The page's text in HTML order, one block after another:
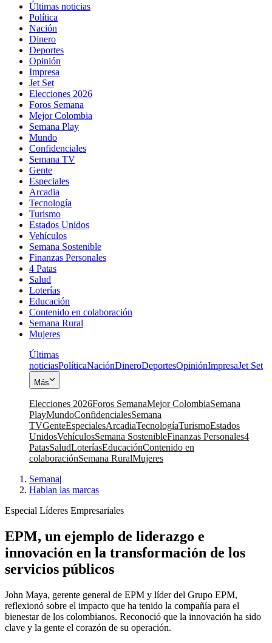
Últimas noticias
Política
Nación
Dinero
Deportes
Opinión
Impresa
Jet Set
Elecciones 2026
Foros Semana
Mejor Colombia
Semana Play
Mundo
Confidenciales
Semana TV
Gente
Especiales
Arcadia
Tecnología
Turismo
Estados Unidos
Vehículos
Semana Sostenible
Finanzas Personales
4 Patas
Salud
Loterías
Educación
Contenido en colaboración
Semana Rural
Mujeres
Últimas
noticiasPolíticaNaciónDineroDeportesOpiniónImpresaJet Set
Más
Elecciones 2026Foros SemanaMejor ColombiaSemana
PlayMundoConfidencialesSemana
TVGenteEspecialesArcadiaTecnologíaTurismoEstados
UnidosVehículosSemana SostenibleFinanzas Personales4
PatasSaludLoteríasEducaciónContenido en
colaboraciónSemana RuralMujeres
Semana|
Hablan las marcas
Especial Líderes Empresariales
EPM, un ejemplo de liderazgo e
innovación en la transformación de los
servicios públicos
John Maya, gerente general de EPM y líder del Grupo EPM,
reflexionó sobre el impacto que ha tenido la compañía para el
bienestar de los colombianos. Reconoció que la innovación ha sido
clave y la gente el corazón de su operación.